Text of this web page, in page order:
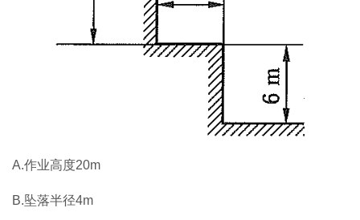
A.作业高度20m
B.坠落半径4m